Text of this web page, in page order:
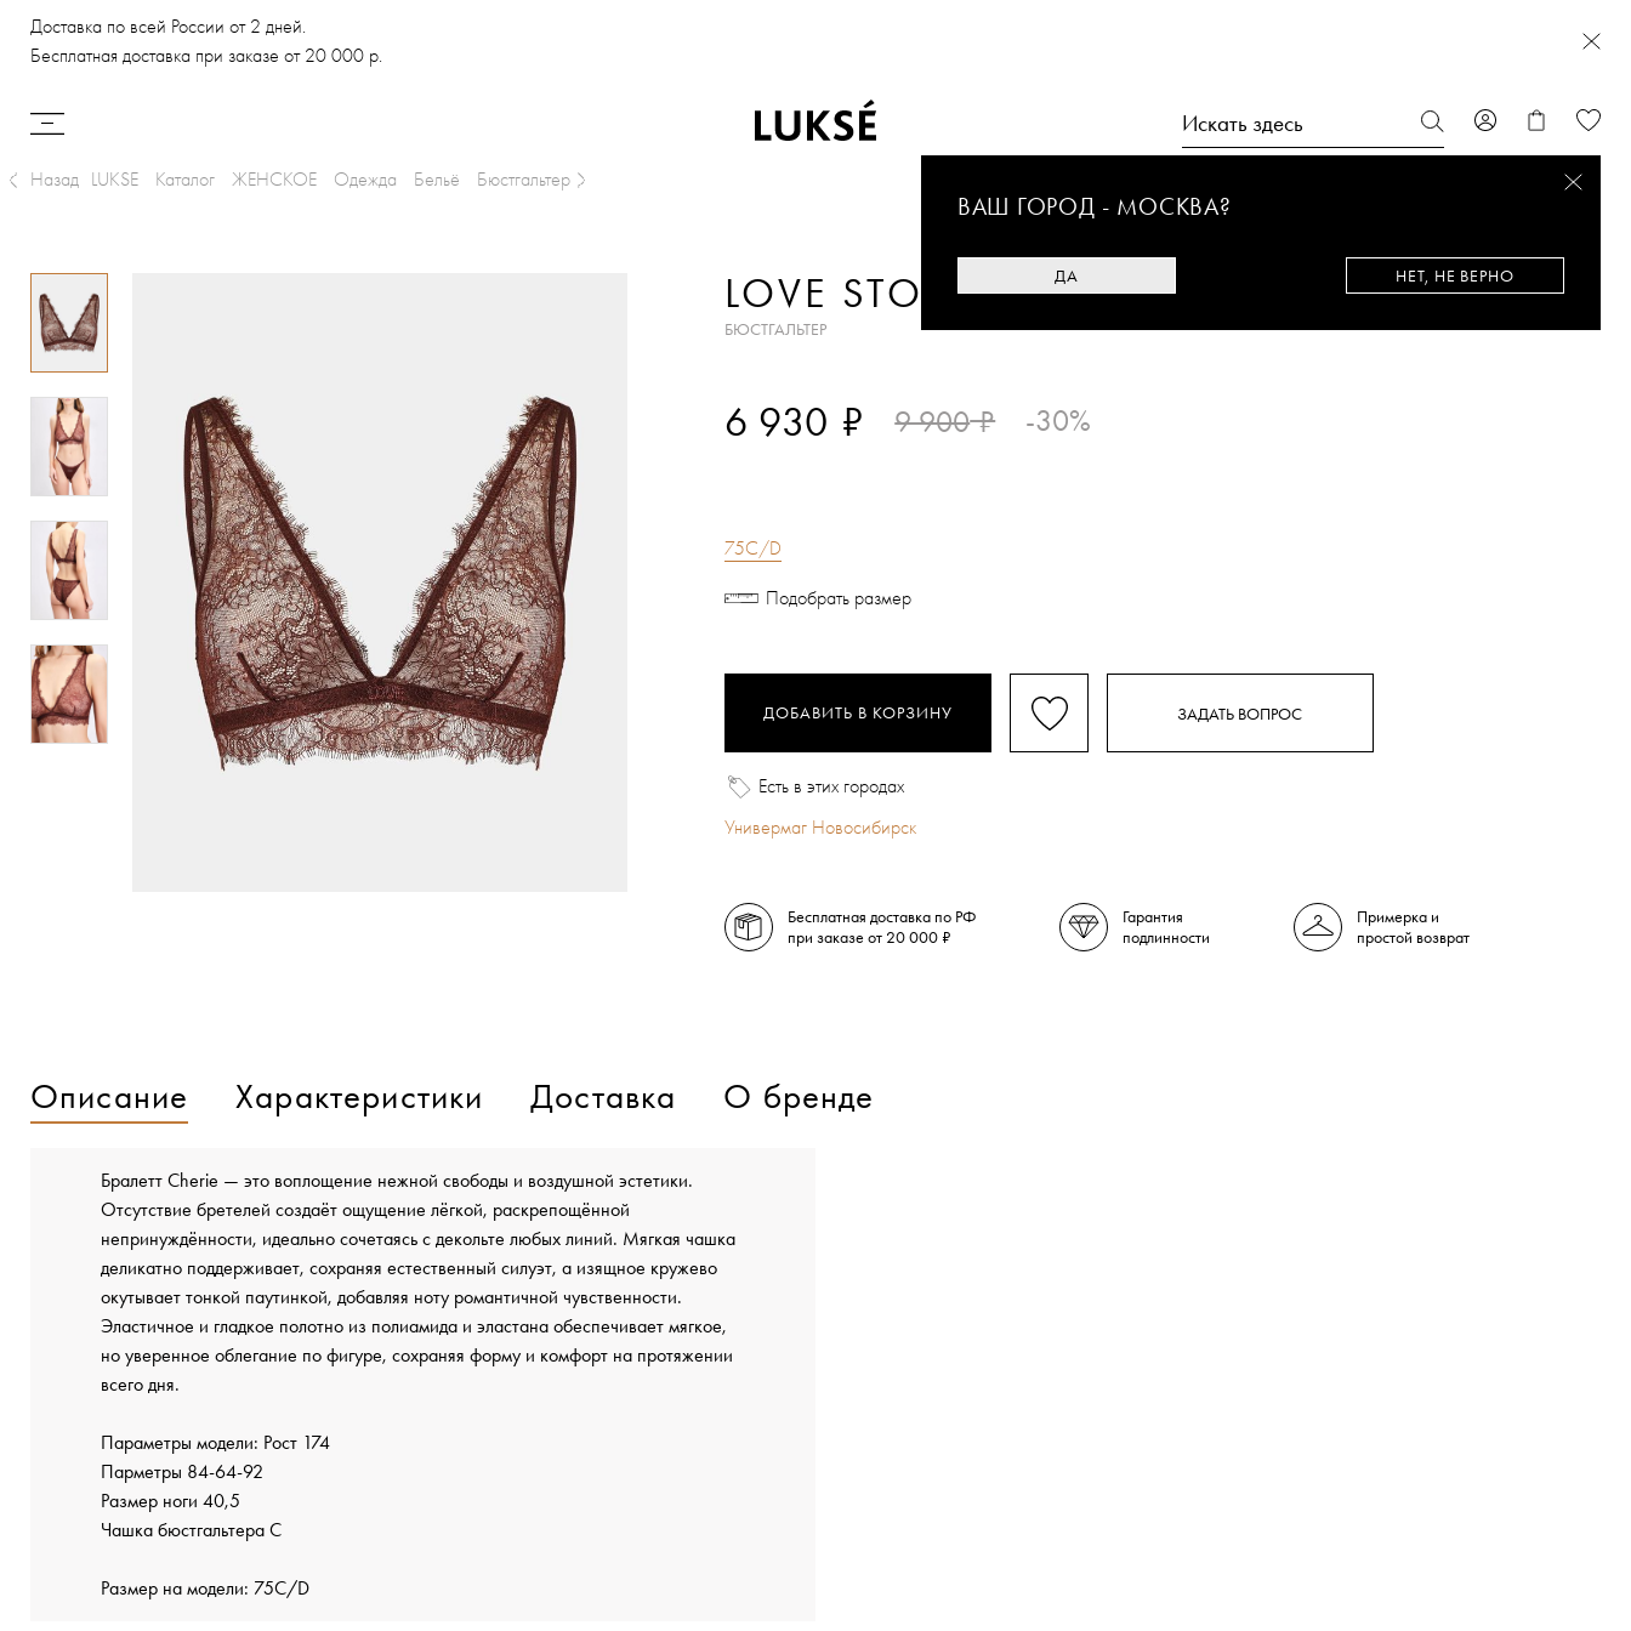
Доставка по всей России от 2 дней.
Бесплатная доставка при заказе от 20 000 р.
ВАШ ГОРОД - МОСКВА?
ДА НЕТ, НЕ ВЕРНО
Назад LUKSE Каталог ЖЕНСКОЕ Одежда Бельё Бюстгальтер
LOVE STORIES
БЮСТГАЛЬТЕР
6 930 ₽ 9 900₽ -30%
75C/D
Подобрать размер
ДОБАВИТЬ В КОРЗИНУ ЗАДАТЬ ВОПРОС
Есть в этих городах
Универмаг Новосибирск
Бесплатная доставка по РФ
при заказе от 20 000 ₽
Гарантия
подлинности
Примерка и
простой возврат
Описание Характеристики Доставка О бренде
Бралетт Cherie — это воплощение нежной свободы и воздушной эстетики.
Отсутствие бретелей создаёт ощущение лёгкой, раскрепощённой
непринуждённости, идеально сочетаясь с декольте любых линий. Мягкая чашка
деликатно поддерживает, сохраняя естественный силуэт, а изящное кружево
окутывает тонкой паутинкой, добавляя ноту романтичной чувственности.
Эластичное и гладкое полотно из полиамида и эластана обеспечивает мягкое,
но уверенное облегание по фигуре, сохраняя форму и комфорт на протяжении
всего дня.
Параметры модели: Рост 174
Парметры 84-64-92
Размер ноги 40,5
Чашка бюстгальтера С
Размер на модели: 75C/D